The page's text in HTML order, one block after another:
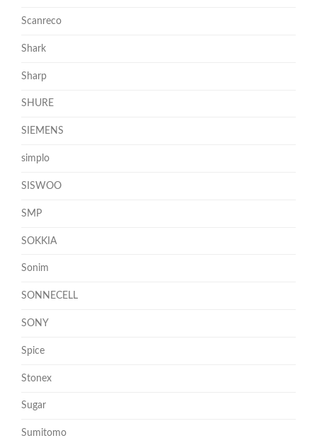
Scanreco
Shark
Sharp
SHURE
SIEMENS
simplo
SISWOO
SMP
SOKKIA
Sonim
SONNECELL
SONY
Spice
Stonex
Sugar
Sumitomo